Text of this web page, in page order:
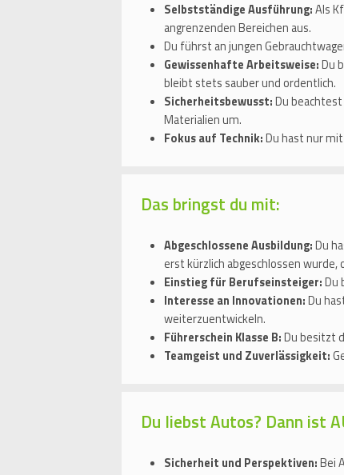
Selbstständige Ausführung:Als
angrenzenden Bereichen aus.
Du führst an jungen
Gewissenhafte Arbeitsweise:Du
bleibt stets sauber und ordentlich.
Sicherheitsbewusst:Du
Materialien um.
Fokus auf Technik:Du hast nur
Das bringst du mit:
Abgeschlossene Ausbildung:Du
erst kürzlich abgeschlossen wurde,
Einstieg für Berufseinsteiger:Du
Interesse an Innovationen:Du
weiterzuentwickeln.
Führerschein Klasse B:Du besitzt
Teamgeist und Zuverlässigkeit:
Du liebst Autos? Dann ist
Sicherheit und Perspektiven:Bei